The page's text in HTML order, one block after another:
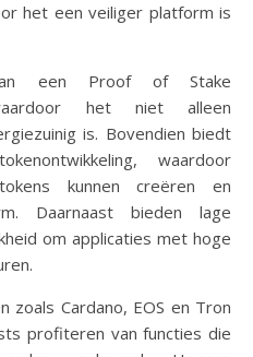
het een veiliger platform is
een Proof of Stake
waardoor het niet alleen
is. Bovendien biedt
waardoor
kunnen creëren en
Daarnaast bieden lage
om applicaties met hoge
zoals Cardano, EOS en Tron
profiteren van functies die